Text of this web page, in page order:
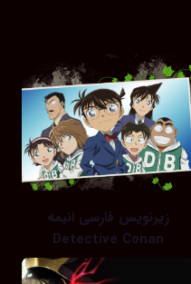
زیرنویس فارسی انیمه
Detective Conan